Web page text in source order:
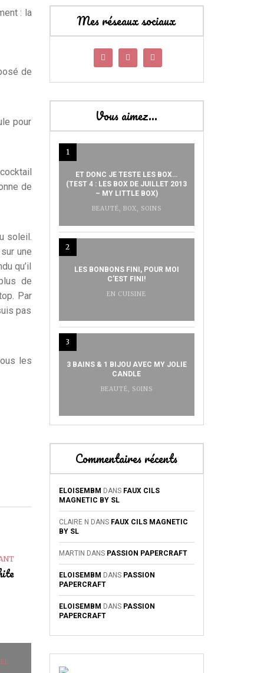
: la
de
pour
de
soleil.
une
qu’il
de
Par
pas
les
Mes réseaux sociaux
Vous aimez…
1
ET DONC JE TESTE LES BOX…
(TEST 4 : LES BOX DE JUILLET 2013
– MY LITTLE BOX)
BEAUTÉ, BOX, SOINS
2
LES BONBONS FINI, POUR MOI
C’EST FINI!
EN CUISINE
3
3 BAINS & 1 BIJOU AVEC MY JOLIE
CANDLE
BEAUTÉ, SOINS
Commentaires récents
ELOISEMBM DANS FAUX CILS
MAGNETIC BY SL
CLAIRE N DANS FAUX CILS MAGNETIC
BY SL
MARTIN DANS PASSION PAPERCRAFT
ELOISEMBM DANS PASSION
PAPERCRAFT
ELOISEMBM DANS PASSION
PAPERCRAFT